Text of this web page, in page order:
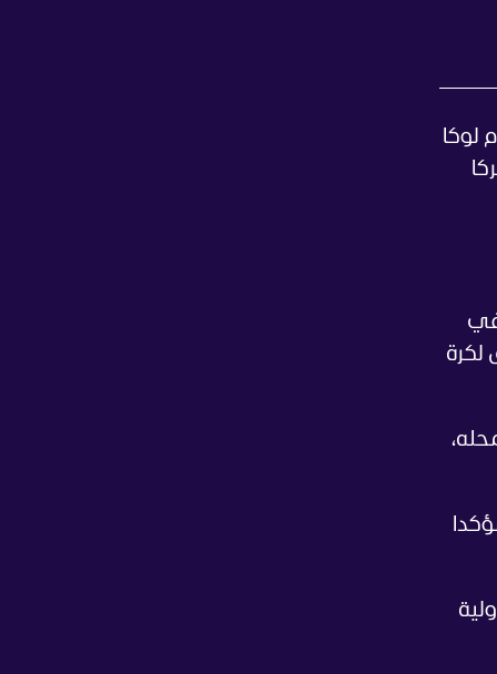
لوكا
في
لكرة
الوسط صاحب الـ197 مباراة دولية